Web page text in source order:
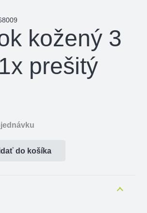
kožený 3
prešitý
do košíka